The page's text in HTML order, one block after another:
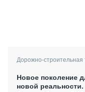
Дорожно-строительная
Новое поколение
новой реальности.